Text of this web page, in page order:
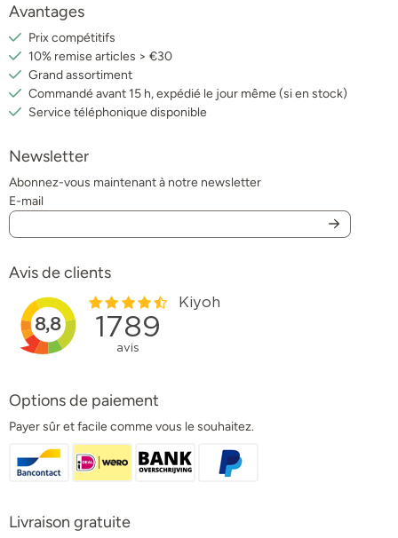
Avantages
Prix compétitifs
10% remise articles > €30
Grand assortiment
Commandé avant 15 h, expédié le jour même (si en stock)
Service téléphonique disponible
Newsletter
Abonnez-vous maintenant à notre newsletter
E-mail
Avis de clients
Options de paiement
Payer sûr et facile comme vous le souhaitez.
Livraison gratuite